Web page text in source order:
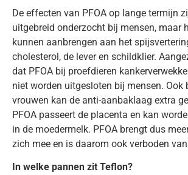
De effecten van PFOA op lange termijn
uitgebreid onderzocht bij mensen, maar
kunnen aanbrengen aan het
cholesterol, de lever en schildklier.
dat PFOA bij proefdieren
niet worden uitgesloten bij mensen. Ook
vrouwen kan de anti-aanbaklaag extra
PFOA passeert de placenta en kan
in de moedermelk. PFOA brengt dus
zich mee en is daarom ook verboden
In welke pannen zit Teflon?